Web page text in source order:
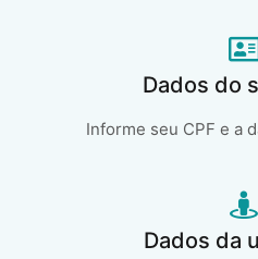
Dados do
Informe seu CPF e a
Dados da